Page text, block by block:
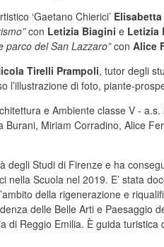
‘Gaetano Chierici’
con Letizia Biagini e Letizia
parco del San Lazzaro”con Alice
Tirelli Prampoli, tutor degli
l’illustrazione di foto, piante-
e Ambiente classe V -
Miriam Corradino, Alice
Studi di Firenze e ha
Scuola nel 2019. E’ stata
della rigenerazione e
delle Belle Arti e Paesaggio
di Reggio Emilia. È guida